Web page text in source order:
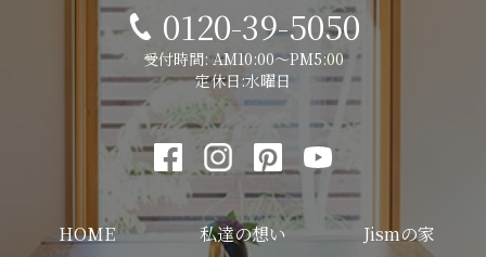
0120-39-5050
受付時間: AM10:00～PM5:00
定休日:水曜日
HOME 私達の想い
Jismの家